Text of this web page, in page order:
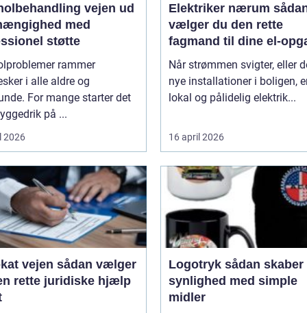
vejen ud
med
støtte
rammer
i alle aldre og
For mange starter det
på ...
2026
Elektriker nærum sådan
vælger du den rette
fagmand til dine el-
Når strømmen svigter, eller
nye installationer i boligen,
lokal og pålidelig elektrik...
16 april 2026
sådan vælger
rette juridiske hjælp
Logotryk sådan skaber du
synlighed med simple
midler